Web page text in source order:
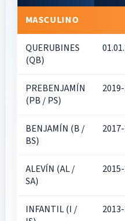
MASCULINO
QUERUBINES
(QB)
PREBENJAMÍN
(PB / PS)
BENJAMÍN (B /
BS)
ALEVÍN (AL /
SA)
INFANTIL (I /